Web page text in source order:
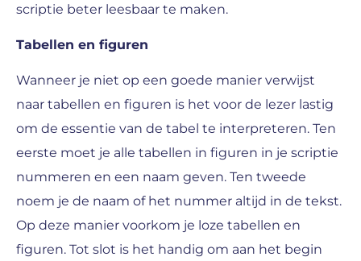
scriptie beter leesbaar te maken.
Tabellen en figuren
Wanneer je niet op een goede manier verwijst
naar tabellen en figuren is het voor de lezer lastig
om de essentie van de tabel te interpreteren. Ten
eerste moet je alle tabellen in figuren in je scriptie
nummeren en een naam geven. Ten tweede
noem je de naam of het nummer altijd in de tekst.
Op deze manier voorkom je loze tabellen en
figuren. Tot slot is het handig om aan het begin